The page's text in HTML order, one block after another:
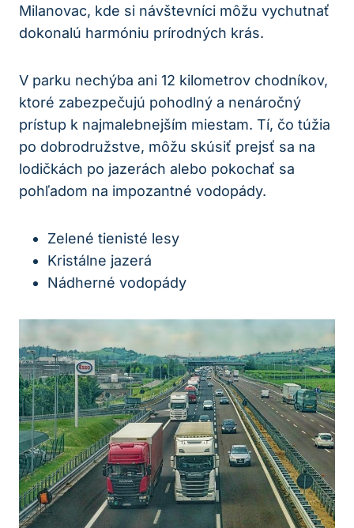
Milanovac, kde si návštevníci ‍môžu vychutnať
⁢dokonalú harmóniu prírodných ‌krás.
V parku nechýba ani 12 kilometrov chodníkov,
ktoré zabezpečujú pohodlný a nenáročný
prístup k najmalebnejším miestam. Tí, čo túžia
po dobrodružstve, môžu skúsiť prejsť sa na
lodičkách po jazerách alebo pokochať sa
pohľadom na impozantné vodopády.
Zelené tienisté lesy
Kristálne jazerá
Nádherné vodopády